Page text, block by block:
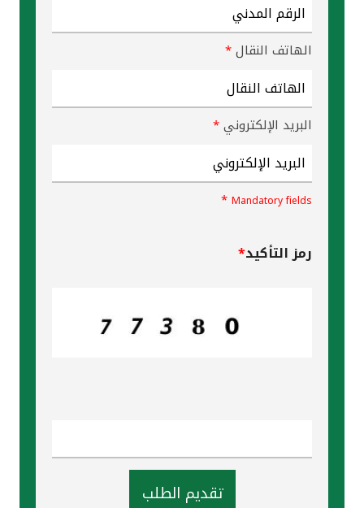
تركيا
المملكة المتحدة
مملكة البحرين
الهاتف النقال*
البريد الإلكتروني*
Mandatory fields
*
رمز التأكيد*
تقديم الطلب